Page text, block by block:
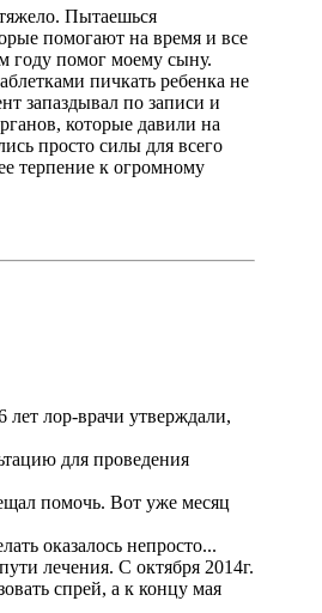
Пытаешься
помогают на время и все
году помог моему сыну.
пичкать ребенка не
запаздывал по записи и
которые давили на
просто силы для всего
терпение к огромному
лет лор-врачи утверждали,
для проведения
помочь. Вот уже месяц
оказалось непросто...
лечения. С октября 2014г.
спрей, а к концу мая